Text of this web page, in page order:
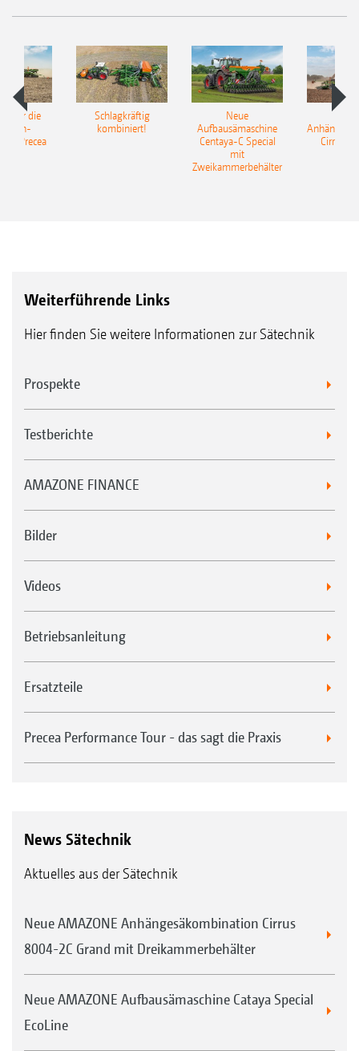
für die
Precea
Schlagkräftig
kombiniert!
Neue
Aufbausämaschine
Centaya-C Special
mit
Zweikammerbehälter
Cirrus
Weiterführende Links
Hier finden Sie weitere Informationen zur Sätechnik
Prospekte
Testberichte
AMAZONE FINANCE
Bilder
Videos
Betriebsanleitung
Ersatzteile
Precea Performance Tour - das sagt die Praxis
News Sätechnik
Aktuelles aus der Sätechnik
Neue AMAZONE Anhängesäkombination Cirrus
8004-2C Grand mit Dreikammerbehälter
Neue AMAZONE Aufbausämaschine Cataya Special
EcoLine